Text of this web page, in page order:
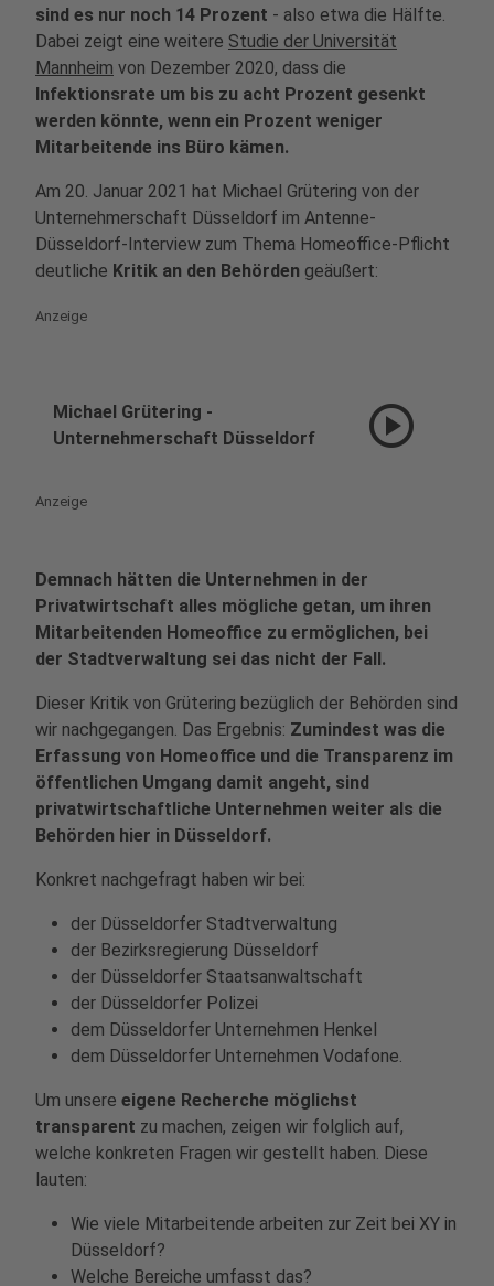
sind es nur noch 14 Prozent - also etwa die Hälfte.
Dabei zeigt eine weitere Studie der Universität
Mannheim von Dezember 2020, dass die
Infektionsrate um bis zu acht Prozent gesenkt
werden könnte, wenn ein Prozent weniger
Mitarbeitende ins Büro kämen.
Am 20. Januar 2021 hat Michael Grütering von der
Unternehmerschaft Düsseldorf im Antenne-
Düsseldorf-Interview zum Thema Homeoffice-Pflicht
deutliche Kritik an den Behörden geäußert:
Anzeige
Michael Grütering -
Unternehmerschaft Düsseldorf
play_circle
Anzeige
Demnach hätten die Unternehmen in der
Privatwirtschaft alles mögliche getan, um ihren
Mitarbeitenden Homeoffice zu ermöglichen, bei
der Stadtverwaltung sei das nicht der Fall.
Dieser Kritik von Grütering bezüglich der Behörden sind
wir nachgegangen. Das Ergebnis: Zumindest was die
Erfassung von Homeoffice und die Transparenz im
öffentlichen Umgang damit angeht, sind
privatwirtschaftliche Unternehmen weiter als die
Behörden hier in Düsseldorf.
Konkret nachgefragt haben wir bei:
der Düsseldorfer Stadtverwaltung
der Bezirksregierung Düsseldorf
der Düsseldorfer Staatsanwaltschaft
der Düsseldorfer Polizei
dem Düsseldorfer Unternehmen Henkel
dem Düsseldorfer Unternehmen Vodafone.
Um unsere eigene Recherche möglichst
transparent zu machen, zeigen wir folglich auf,
welche konkreten Fragen wir gestellt haben. Diese
lauten:
Wie viele Mitarbeitende arbeiten zur Zeit bei XY in
Düsseldorf?
Welche Bereiche umfasst das?